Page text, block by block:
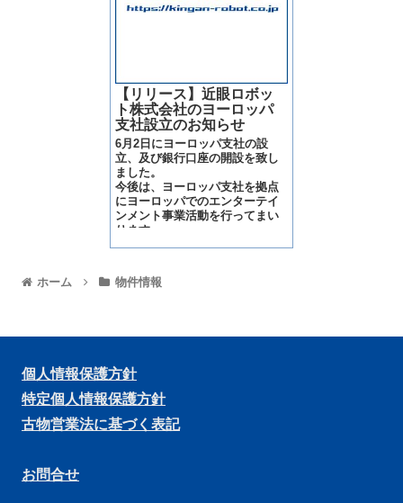
【リリース】近眼ロボッ
ト株式会社のヨーロッパ
支社設立のお知らせ
6月2日にヨーロッパ支社の設
立、及び銀行口座の開設を致し
ました。
今後は、ヨーロッパ支社を拠点
にヨーロッパでのエンターテイ
ンメント事業活動を行ってまい
ります。
ホーム 物件情報
個人情報保護方針
特定個人情報保護方針
古物営業法に基づく表記
お問合せ